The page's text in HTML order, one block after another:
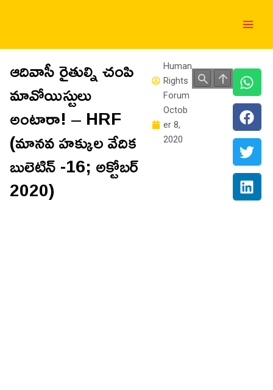
ఆదివాసీ రైతుల్ని చంపి
మావోయిస్టులు
అంటారా! – HRF
(మానవ హక్కుల వేదిక
బులెటిన్ -16; అక్టోబర్
2020)
Human
Rights
Forum
Octob
er 8,
2020